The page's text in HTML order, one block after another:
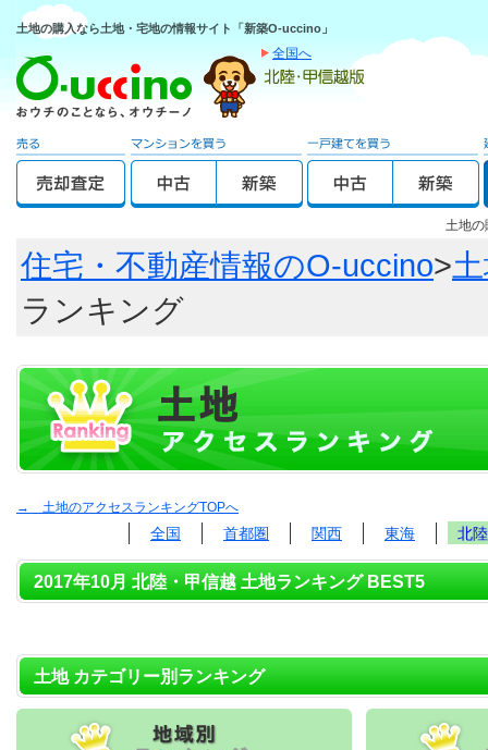
土地の購入なら土地・宅地の情報サイト「新築O-uccino」
全国へ
土地
住宅・不動産情報のO-uccino>
ランキング
→ 土地のアクセスランキングTOPへ
全国 首都圏 関西 東海 北
2017年10月 北陸・甲信越 土地ランキング BEST5
土地 カテゴリー別ランキング